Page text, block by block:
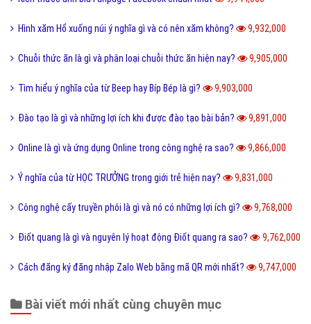
Hình xăm Hổ xuống núi ý nghĩa gì và có nên xăm không? 9,932,000
Chuỗi thức ăn là gì và phân loại chuỗi thức ăn hiện nay? 9,905,000
Tìm hiểu ý nghĩa của từ Beep hay Bíp Bép là gì? 9,903,000
Đào tạo là gì và những lợi ích khi được đào tạo bài bản? 9,891,000
Online là gì và ứng dụng Online trong công nghệ ra sao? 9,866,000
Ý nghĩa của từ HỌC TRƯỞNG trong giới trẻ hiện nay? 9,831,000
Công nghệ cấy truyền phôi là gì và nó có những lợi ích gì? 9,768,000
Điốt quang là gì và nguyên lý hoạt động Điốt quang ra sao? 9,762,000
Cách đăng ký đăng nhập Zalo Web bằng mã QR mới nhất? 9,747,000
Bài viết mới nhất cùng chuyên mục